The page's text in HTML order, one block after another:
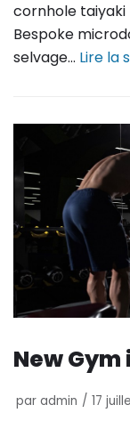
cornhole
Bespoke
selvage… Lire la
New
par admin 17